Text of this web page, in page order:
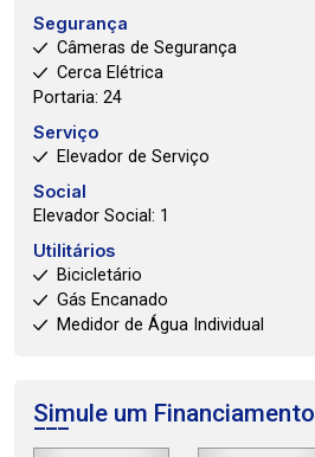
Segurança
Câmeras de Segurança
Cerca Elétrica
Portaria: 24
Serviço
Elevador de Serviço
Social
Elevador Social: 1
Utilitários
Bicicletário
Gás Encanado
Medidor de Água Individual
Simule um Financiamento